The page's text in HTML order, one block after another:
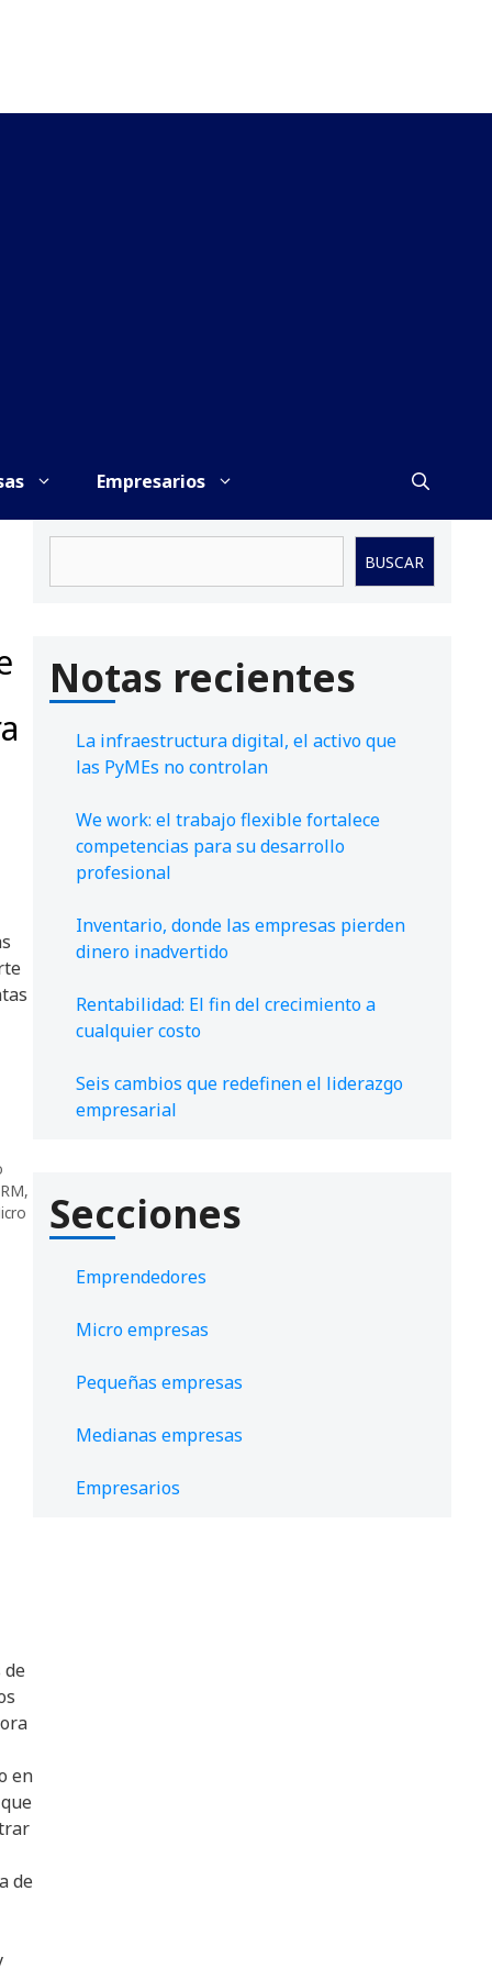
Empresarios
,
en
de
BUSCAR
Notas recientes
La infraestructura digital, el activo que
las PyMEs no controlan
We work: el trabajo flexible fortalece
competencias para su desarrollo
profesional
Inventario, donde las empresas pierden
dinero inadvertido
Rentabilidad: El fin del crecimiento a
cualquier costo
Seis cambios que redefinen el liderazgo
empresarial
Secciones
Emprendedores
Micro empresas
Pequeñas empresas
Medianas empresas
Empresarios